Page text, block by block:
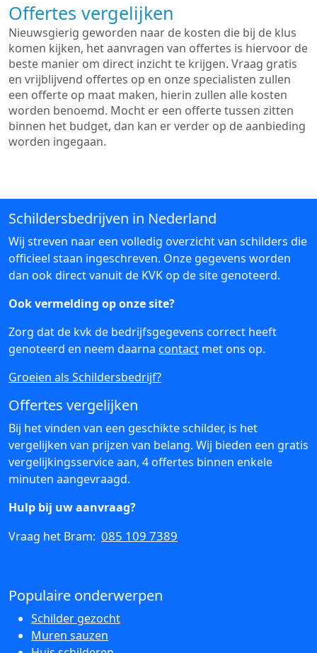
Offertes vergelijken
Nieuwsgierig geworden naar de kosten die bij de klus
komen kijken, het aanvragen van offertes is hiervoor de
beste manier om direct inzicht te krijgen. Vraag gratis
en vrijblijvend offertes op en onze specialisten zullen
een offerte op maat maken, hierin zullen alle kosten
worden benoemd. Mocht er een offerte tussen zitten
binnen het budget, dan kan er verder op de aanbieding
worden ingegaan.
Schildersbedrijven in Nederland
Wij streven naar een volledig overzicht van schilders die
officieel staan ingeschreven. Onze gegevens worden
dan ook direct vanuit de KVK op de site genoteerd.
Ook vermelding op onze site?
Zorg dat de kvk de bedrijfsgegevens correct heeft
genoteerd en neem daarna contact met ons op.
Groeien als Schildersbedrijf?
Offertes vergelijken
Bij het vinden van een geschikte schilder, is het
vergelijken van prijzen van belang. Wij bieden een gratis
vergelijkingsservice aan, 4 offertes binnen enkele
minuten aangevraagd.
Hulp bij uw aanvraag?
Vraag het Bram: 085 109 7389
Populaire onderwerpen
Schilder gezocht
Muren sauzen